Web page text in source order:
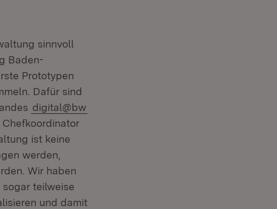
sinnvoll
Baden-
Prototypen
Dafür sind
digital@bw
ist keine
werden,
Wir haben
teilweise
und damit